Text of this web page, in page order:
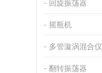
回旋振荡器
摇瓶机
多管漩涡混合仪
翻转振荡器